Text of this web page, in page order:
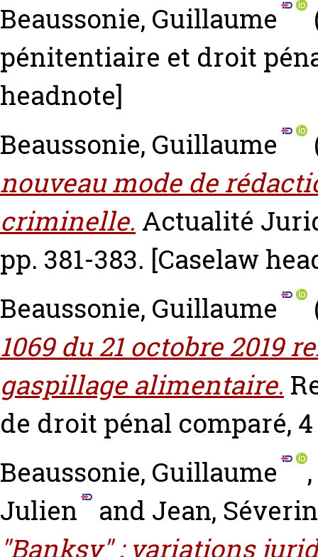
Beaussonie, Guillaume
pénitentiaire et droit
headnote]
Beaussonie, Guillaume
nouveau mode de
criminelle. Actualité
pp. 381-383. [Caselaw
Beaussonie, Guillaume
1069 du 21 octobre 2019
gaspillage alimentaire.
de droit pénal comparé, 4
Beaussonie, Guillaume
,
Julien
and Jean, Séverin
"Banksy" : variations